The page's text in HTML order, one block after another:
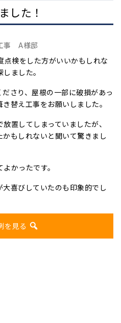
した！
事 A様邸
検をした方がいいかもしれな
ました。
さり、屋根の一部に破損があっ
替え工事をお願いしました。
置してしまっていましたが、
もしれないと聞いて驚きまし
かったです。
喜びしていたのも印象的でし
を見る